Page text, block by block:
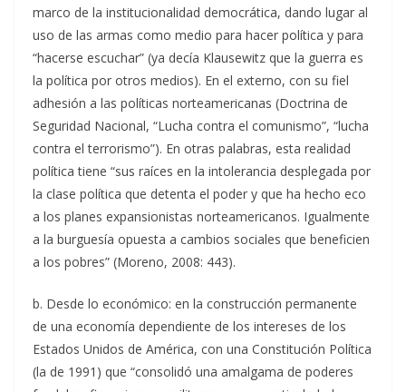
marco de la institucionalidad democrática, dando lugar al
uso de las armas como medio para hacer política y para
“hacerse escuchar” (ya decía Klausewitz que la guerra es
la política por otros medios). En el externo, con su fiel
adhesión a las políticas norteamericanas (Doctrina de
Seguridad Nacional, “Lucha contra el comunismo”, “lucha
contra el terrorismo”). En otras palabras, esta realidad
política tiene “sus raíces en la intolerancia desplegada por
la clase política que detenta el poder y que ha hecho eco
a los planes expansionistas norteamericanos. Igualmente
a la burguesía opuesta a cambios sociales que beneficien
a los pobres” (Moreno, 2008: 443).
b. Desde lo económico: en la construcción permanente
de una economía dependiente de los intereses de los
Estados Unidos de América, con una Constitución Política
(la de 1991) que “consolidó una amalgama de poderes